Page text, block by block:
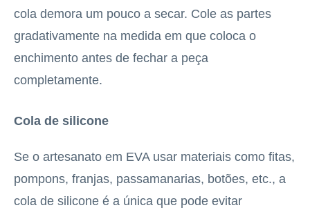
cola demora um pouco a secar. Cole as partes
gradativamente na medida em que coloca o
enchimento antes de fechar a peça
completamente.
Cola de silicone
Se o artesanato em EVA usar materiais como fitas,
pompons, franjas, passamanarias, botões, etc., a
cola de silicone é a única que pode evitar